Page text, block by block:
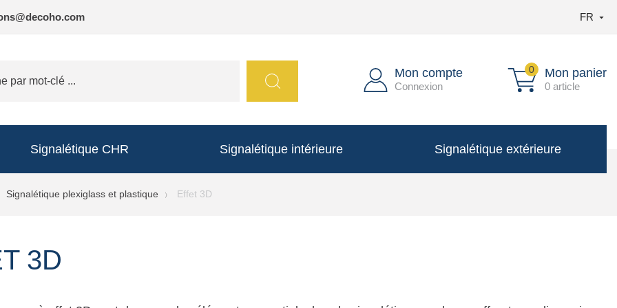
FR 
Mon compte
Connexion
0 Mon panier
0 article
Signalétique CHR Signalétique intérieure Signalétique extérieure
Signalétique plexiglass et plastique Effet 3D
3D